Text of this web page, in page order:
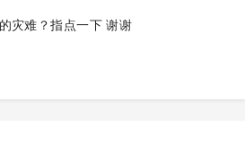
灾难？指点一下 谢谢